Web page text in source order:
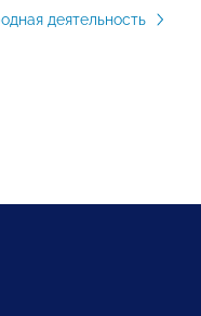
деятельность